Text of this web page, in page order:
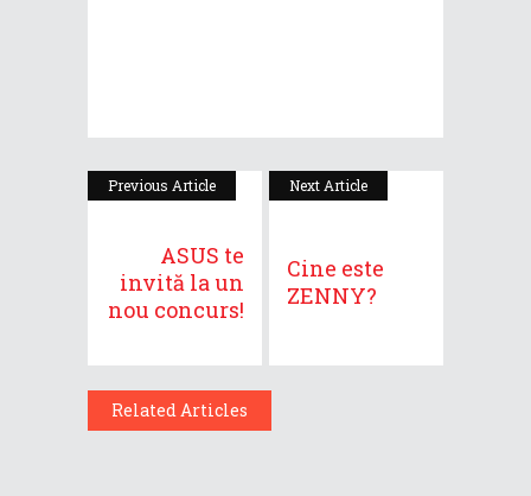
Previous Article
ASUS te
invită la un
nou concurs!
Next Article
Cine este
ZENNY?
Related Articles